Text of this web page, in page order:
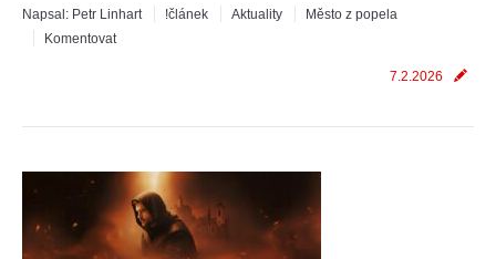
Napsal: Petr Linhart !článek Aktuality
Město z popela
Komentovat
7.2.2026